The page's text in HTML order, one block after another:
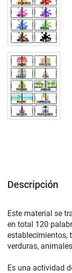
Descripción
Este material se
en total 120
establecimientos,
verduras,
Es una actividad